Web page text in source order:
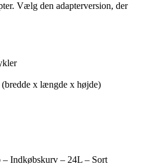
Vælg den adapterversion, der
x længde x højde)
Indkøbskurv – 24L – Sort